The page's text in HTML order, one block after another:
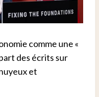
comme une «
des écrits sur
et